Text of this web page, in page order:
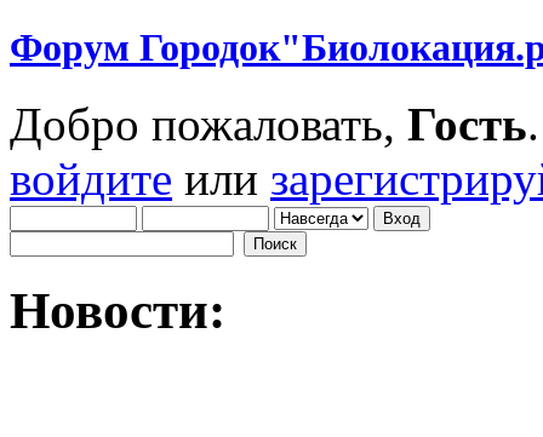
Форум
Добро пожаловать, Гость
войдите или
Новости: